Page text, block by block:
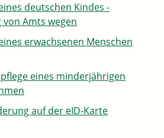
deutschen Kindes -
Amts wegen
erwachsenen Menschen
eines minderjährigen
auf der eID-Karte